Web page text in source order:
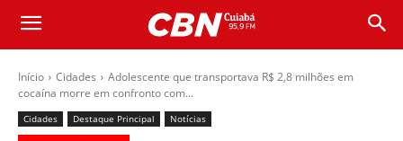
Início Cidades
Adolescente que transportava R$ 2,8 milhões em
cocaína morre em confronto com...
Cidades Destaque Principal Notícias